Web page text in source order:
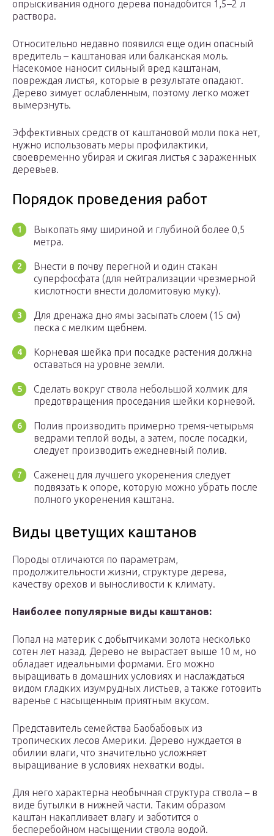
опрыскивания одного дерева понадобится 1,5–2 л
раствора.
Относительно недавно появился еще один опасный
вредитель – каштановая или балканская моль.
Насекомое наносит сильный вред каштанам,
повреждая листья, которые в результате опадают.
Дерево зимует ослабленным, поэтому легко может
вымерзнуть.
Эффективных средств от каштановой моли пока нет,
нужно использовать меры профилактики,
своевременно убирая и сжигая листья с зараженных
деревьев.
Порядок проведения работ
Выкопать яму шириной и глубиной более 0,5
метра.
Внести в почву перегной и один стакан
суперфосфата (для нейтрализации чрезмерной
кислотности внести доломитовую муку).
Для дренажа дно ямы засыпать слоем (15 см)
песка с мелким щебнем.
Корневая шейка при посадке растения должна
оставаться на уровне земли.
Сделать вокруг ствола небольшой холмик для
предотвращения проседания шейки корневой.
Полив производить примерно тремя-четырьмя
ведрами теплой воды, а затем, после посадки,
следует производить ежедневный полив.
Саженец для лучшего укоренения следует
подвязать к опоре, которую можно убрать после
полного укоренения каштана.
Виды цветущих каштанов
Породы отличаются по параметрам,
продолжительности жизни, структуре дерева,
качеству орехов и выносливости к климату.
Наиболее популярные виды каштанов:
Попал на материк с добытчиками золота несколько
сотен лет назад. Дерево не вырастает выше 10 м, но
обладает идеальными формами. Его можно
выращивать в домашних условиях и наслаждаться
видом гладких изумрудных листьев, а также готовить
варенье с насыщенным приятным вкусом.
Представитель семейства Баобабовых из
тропических лесов Америки. Дерево нуждается в
обилии влаги, что значительно усложняет
выращивание в условиях нехватки воды.
Для него характерна необычная структура ствола – в
виде бутылки в нижней части. Таким образом
каштан накапливает влагу и заботится о
бесперебойном насыщении ствола водой.